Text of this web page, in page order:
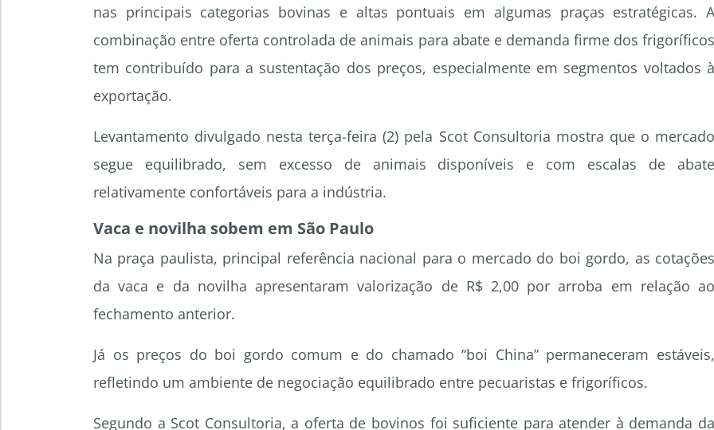
nas principais categorias bovinas e altas pontuais em algumas praças estratégicas. A
combinação entre oferta controlada de animais para abate e demanda firme dos frigoríficos
tem contribuído para a sustentação dos preços, especialmente em segmentos voltados à
exportação.
Levantamento divulgado nesta terça-feira (2) pela Scot Consultoria mostra que o mercado
segue equilibrado, sem excesso de animais disponíveis e com escalas de abate
relativamente confortáveis para a indústria.
Vaca e novilha sobem em São Paulo
Na praça paulista, principal referência nacional para o mercado do boi gordo, as cotações
da vaca e da novilha apresentaram valorização de R$ 2,00 por arroba em relação ao
fechamento anterior.
Já os preços do boi gordo comum e do chamado “boi China” permaneceram estáveis,
refletindo um ambiente de negociação equilibrado entre pecuaristas e frigoríficos.
Segundo a Scot Consultoria, a oferta de bovinos foi suficiente para atender à demanda da